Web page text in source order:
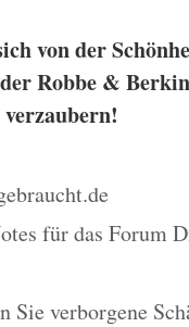
von der
Robbe &
verzaubern!
für das Forum
Sie verborgene